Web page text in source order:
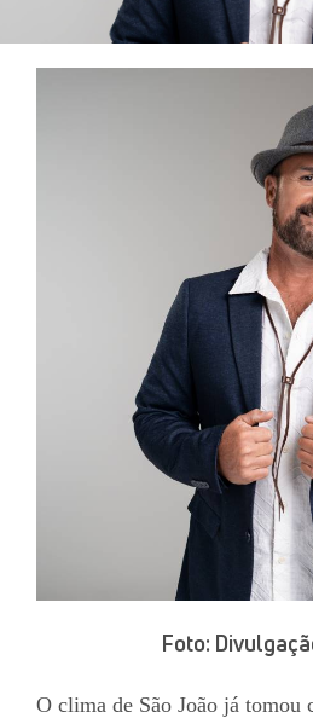
Foto:
O clima de São João já tomou